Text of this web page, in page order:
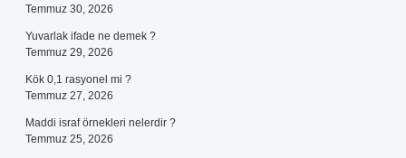
Temmuz 30, 2026
Yuvarlak ifade ne demek ?
Temmuz 29, 2026
Kök 0,1 rasyonel mi ?
Temmuz 27, 2026
Maddi israf örnekleri nelerdir ?
Temmuz 25, 2026